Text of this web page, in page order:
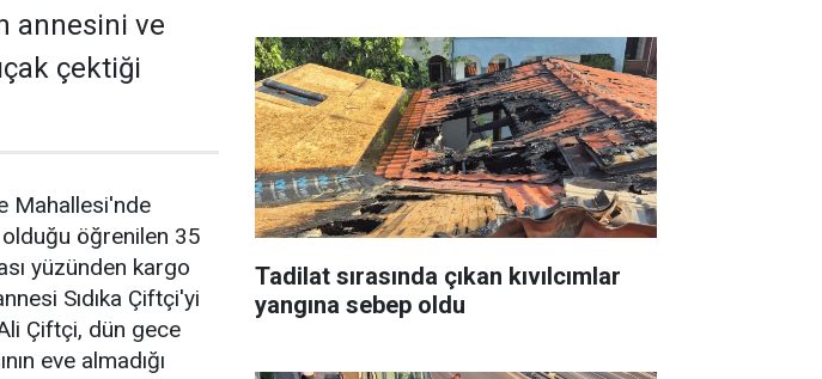
annesini ve
çektiği
Mahallesi'nde
olduğu öğrenilen 35
yüzünden kargo
Sıdıka Çiftçi'yi
Çiftçi, dün gece
eve almadığı
Tadilat sırasında çıkan kıvılcımlar
yangına sebep oldu